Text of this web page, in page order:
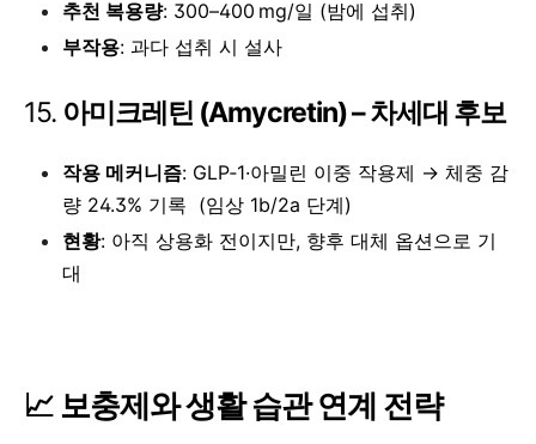
추천 복용량: 300–400 mg/일 (밤에 섭취)
부작용: 과다 섭취 시 설사
15. 아미크레틴 (Amycretin) – 차세대 후보
작용 메커니즘: GLP‑1·아밀린 이중 작용제 → 체중 감
량 24.3% 기록 (임상 1b/2a 단계)
현황: 아직 상용화 전이지만, 향후 대체 옵션으로 기
대
📈 보충제와 생활 습관 연계 전략